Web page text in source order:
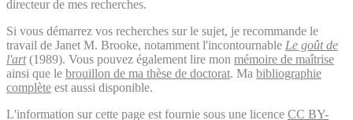
directeur de mes recherches.
Si vous démarrez vos recherches sur le sujet, je recommande le
travail de Janet M. Brooke, notamment l'incontournable Le goût de
l'art(1989). Vous pouvez également lire mon mémoire de maîtrise
ainsi que le brouillon de ma thèse de doctorat. Ma bibliographie
complète est aussi disponible.
L'information sur cette page est fournie sous une licence CC BY-